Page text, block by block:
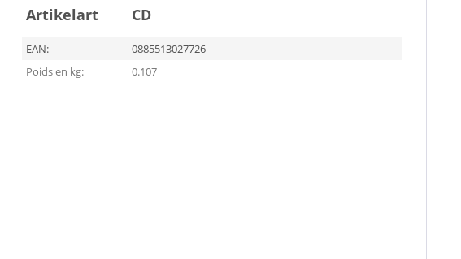
Artikelart CD
EAN:
0885513027726
Poids en kg:
0.107